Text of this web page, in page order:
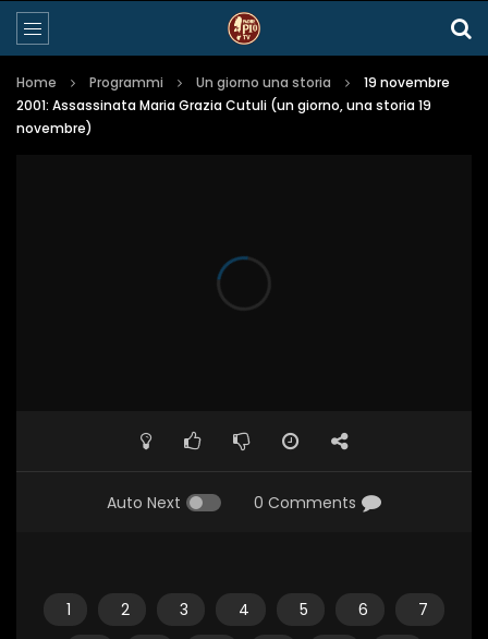
Home Programmi Un giorno una storia
19 novembre
2001: Assassinata Maria Grazia Cutuli (un giorno, una storia 19
novembre)
Auto Next 0 Comments
1 2 3 4 5 6
7